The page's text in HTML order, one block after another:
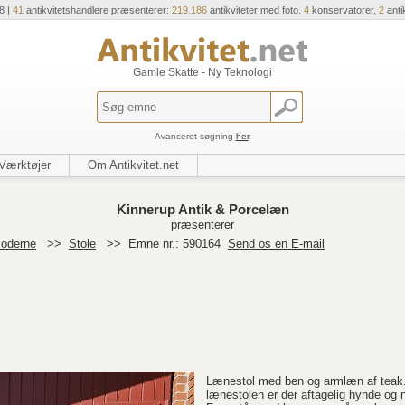
| 41 antikvitetshandlere præsenterer: 219.186antikviteter med foto. 4konservatorer, 2
Gamle Skatte - Ny Teknologi
Avanceret søgning her.
Om Antikvitet.net
Kinnerup Antik & Porcelæn
præsenterer
>> Stole >> Emne nr.: 590164 Send os en E-mail
Lænestol med ben og armlæn af
lænestolen er der aftagelig hynde og